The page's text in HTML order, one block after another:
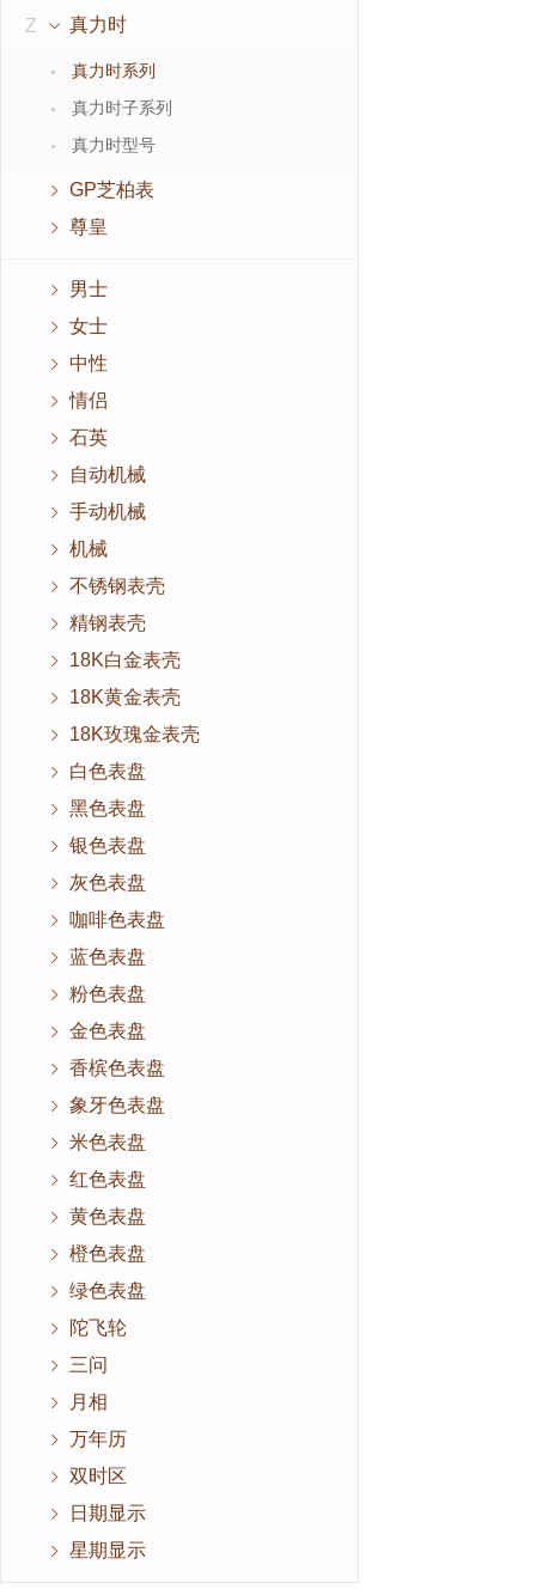
Z 真力时
真力时系列
真力时子系列
真力时型号
GP芝柏表
尊皇
男士
女士
中性
情侣
石英
自动机械
手动机械
机械
不锈钢表壳
精钢表壳
18K白金表壳
18K黄金表壳
18K玫瑰金表壳
白色表盘
黑色表盘
银色表盘
灰色表盘
咖啡色表盘
蓝色表盘
粉色表盘
金色表盘
香槟色表盘
象牙色表盘
米色表盘
红色表盘
黄色表盘
橙色表盘
绿色表盘
陀飞轮
三问
月相
万年历
双时区
日期显示
星期显示